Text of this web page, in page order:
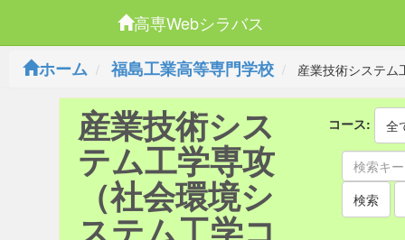
高専Webシラバス
ホーム
福島工業高等専門学校 産業技術システム
産業技術シス
テム工学専攻
（社会環境シ
ステム工学コ
コース: 全
検索